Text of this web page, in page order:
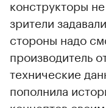
конструкторы
зрители
стороны надо
производитель
технические
пополнила